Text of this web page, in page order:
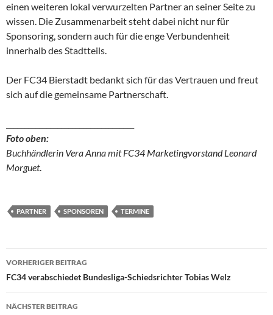
einen weiteren lokal verwurzelten Partner an seiner Seite zu
wissen. Die Zusammenarbeit steht dabei nicht nur für
Sponsoring, sondern auch für die enge Verbundenheit
innerhalb des Stadtteils.
Der FC34 Bierstadt bedankt sich für das Vertrauen und freut
sich auf die gemeinsame Partnerschaft.
Foto oben:
Buchhändlerin Vera Anna mit FC34 Marketingvorstand Leonard
Morguet.
PARTNER SPONSOREN TERMINE
Beitragsnavigation
VORHERIGER BEITRAG
FC34 verabschiedet Bundesliga-Schiedsrichter Tobias Welz
NÄCHSTER BEITRAG